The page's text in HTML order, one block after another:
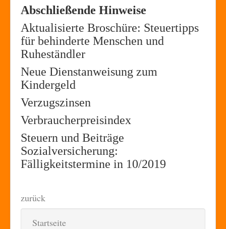
Abschließende Hinweise
Aktualisierte Broschüre: Steuertipps
für behinderte Menschen und
Ruheständler
Neue Dienstanweisung zum
Kindergeld
Verzugszinsen
Verbraucherpreisindex
Steuern und Beiträge
Sozialversicherung:
Fälligkeitstermine in 10/2019
zurück
Startseite